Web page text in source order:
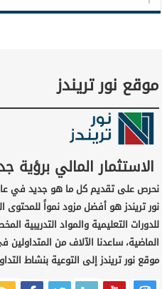
موقع نور تريندز
الاستثمار المالي برؤية
نحرص على تقديم كل ما هو جديد في
نور تريندز هو أفضل مزود نمواً
للدورات التعليمية والمواد
الماضية، ساعدنا الآلاف من
موقع نور تريندز إلى التوعية بنشاط